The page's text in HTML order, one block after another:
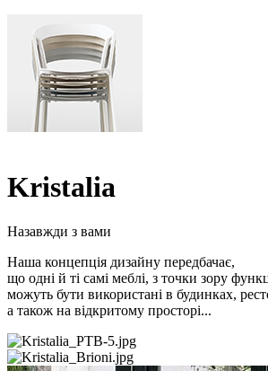
Kristalia
Назавжди з вами
Наша концепція дизайну передбачає,
що одні й ті самі меблі, з точки зору
можуть бути використані в будинках,
а також на відкритому просторі...